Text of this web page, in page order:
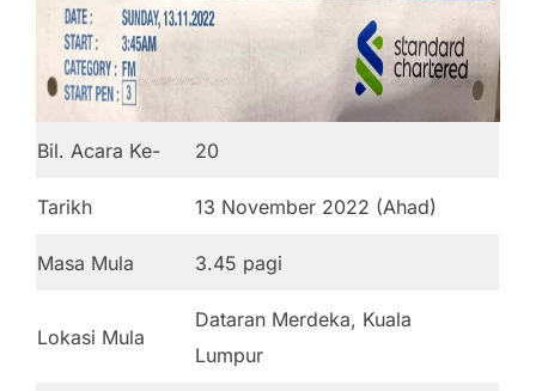
Bil. Acara Ke- 20
Tarikh 13 November 2022 (Ahad)
Masa Mula 3.45 pagi
Lokasi Mula
Dataran Merdeka, Kuala
Lumpur